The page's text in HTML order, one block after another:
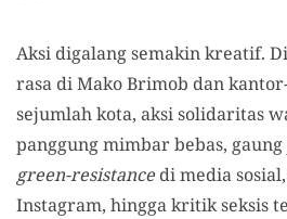
Aksi digalang semakin kreatif.
rasa di Mako Brimob dan
sejumlah kota, aksi solidaritas
panggung mimbar bebas, gaung
green-resistancedi media
Instagram, hingga kritik seksis